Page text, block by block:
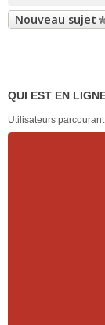
Nouveau sujet
QUI EST EN
Utilisateurs